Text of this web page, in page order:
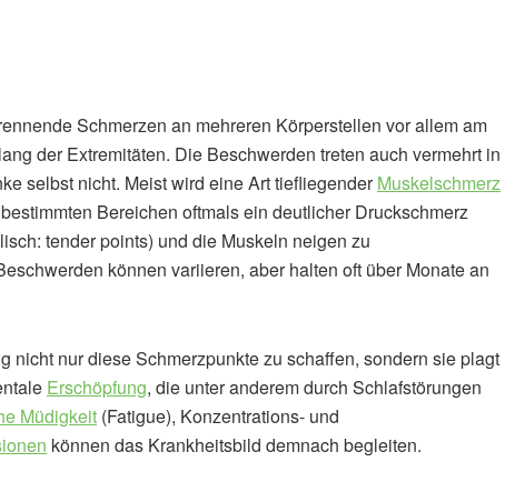
Schmerzen an mehreren Körperstellen vor allem am
der Extremitäten. Die Beschwerden treten auch vermehrt in
selbst nicht. Meist wird eine Art tiefliegenderMuskelschmerz
Bereichen oftmals ein deutlicher Druckschmerz
tender points) und die Muskeln neigen zu
können variieren, aber halten oft über Monate an
nicht nur diese Schmerzpunkte zu schaffen, sondern sie plagt
Erschöpfung, die unter anderem durch Schlafstörungen
Müdigkeit (Fatigue), Konzentrations- und
können das Krankheitsbild demnach begleiten.